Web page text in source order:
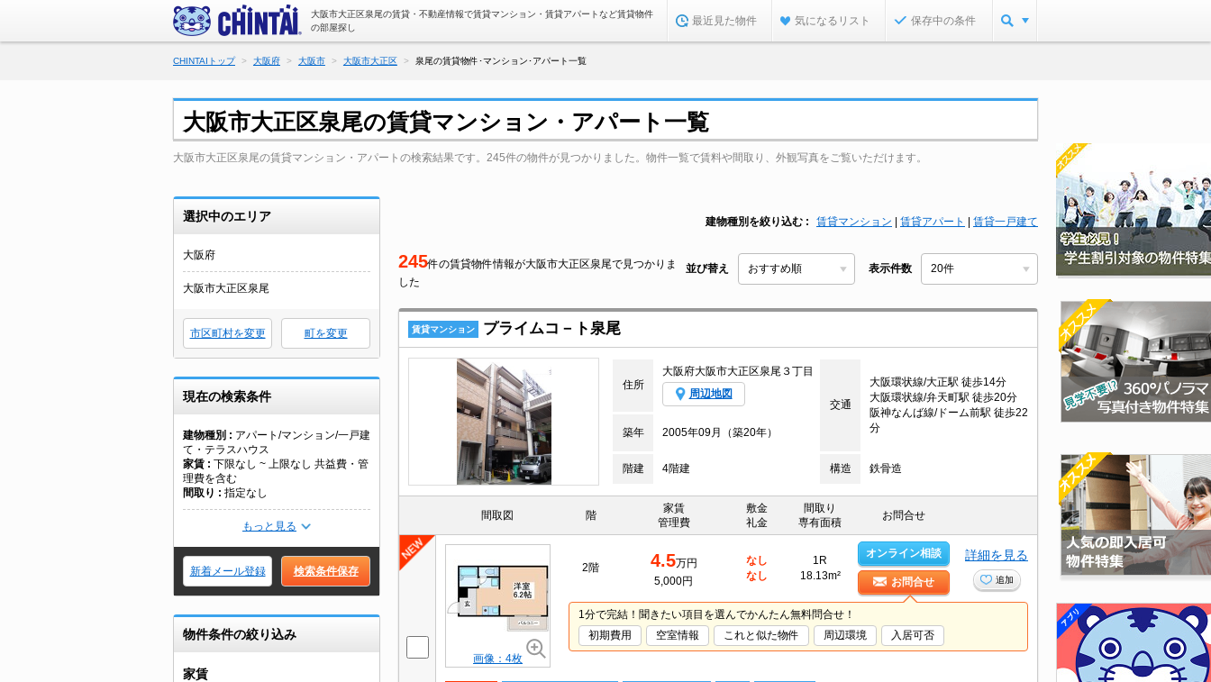
大阪市大正区泉尾の賃貸・不動産情報で賃貸マンション・賃貸アパートなど賃貸物件
の部屋探し
最近見た物件 気になるリスト 保存中の条件
CHINTAIトップ 大阪府 大阪市 大阪市大正区 泉尾の賃貸物件･マンション･アパート一覧
大阪市大正区泉尾の賃貸マンション・アパート一覧
大阪市大正区泉尾の賃貸マンション・アパートの検索結果です。245件の物件が見つかりました。物件一覧で賃料や間取り、外観写真をご覧いただけます。
選択中のエリア
大阪府
大阪市大正区泉尾
市区町村を変更 町を変更
現在の検索条件
建物種別
アパート/マンション/一戸建
て・テラスハウス
家賃
下限なし ~ 上限なし 共益費・管
理費を含む
間取り
指定なし
もっと見る
新着メール登録 検索条件保存
物件条件の絞り込み
家賃
建物種別を絞り込む 賃貸マンション 賃貸アパート 賃貸一戸建て
245件の賃貸物件情報が大阪市大正区泉尾で見つかりま
した
並び替え 表示件数
賃貸マンション プライムコ－ト泉尾
住所
大阪府大阪市大正区泉尾３丁目
周辺地図
交通
大阪環状線/大正駅 徒歩14分
大阪環状線/弁天町駅 徒歩20分
阪神なんば線/ドーム前駅 徒歩22
分
築年 2005年09月（築20年）
階建 4階建 構造 鉄骨造
間取図 階
家賃
管理費
敷金
礼金
間取り
専有面積
お問合せ
画像：4枚
2階 4.5万円
5,000円
なし
なし
1R
18.13m²
オンライン相談
お問合せ
詳細を見る
追加
1分で完結！聞きたい項目を選んでかんたん無料問合せ！
初期費用
空室情報 これと似た物件 周辺環境 入居可否